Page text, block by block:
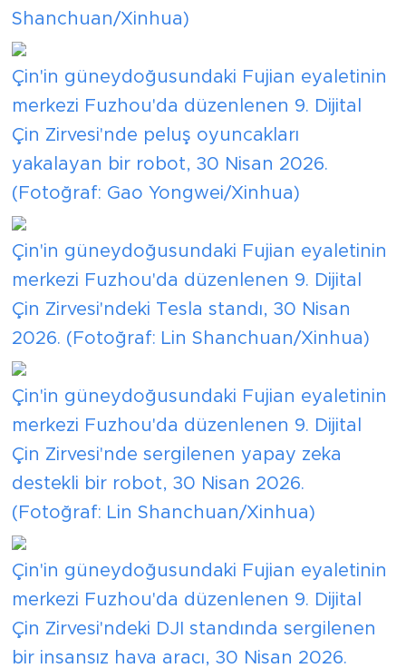
Shanchuan/Xinhua)
Çin'in güneydoğusundaki Fujian eyaletinin
merkezi Fuzhou'da düzenlenen 9. Dijital
Çin Zirvesi'nde peluş oyuncakları
yakalayan bir robot, 30 Nisan 2026.
(Fotoğraf: Gao Yongwei/Xinhua)
Çin'in güneydoğusundaki Fujian eyaletinin
merkezi Fuzhou'da düzenlenen 9. Dijital
Çin Zirvesi'ndeki Tesla standı, 30 Nisan
2026. (Fotoğraf: Lin Shanchuan/Xinhua)
Çin'in güneydoğusundaki Fujian eyaletinin
merkezi Fuzhou'da düzenlenen 9. Dijital
Çin Zirvesi'nde sergilenen yapay zeka
destekli bir robot, 30 Nisan 2026.
(Fotoğraf: Lin Shanchuan/Xinhua)
Çin'in güneydoğusundaki Fujian eyaletinin
merkezi Fuzhou'da düzenlenen 9. Dijital
Çin Zirvesi'ndeki DJI standında sergilenen
bir insansız hava aracı, 30 Nisan 2026.